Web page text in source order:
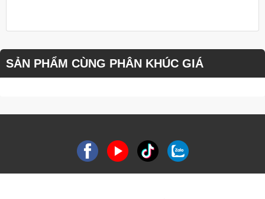
SẢN PHẨM CÙNG PHÂN KHÚC GIÁ